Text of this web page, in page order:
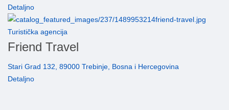
Detaljno
Turistička agencija
Friend Travel
Stari Grad 132, 89000 Trebinje, Bosna i Hercegovina
Detaljno